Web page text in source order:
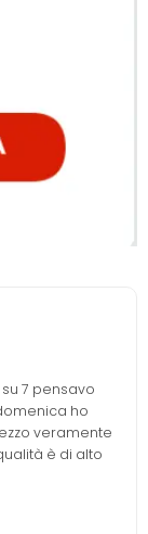
7 pensavo
ho
veramente
è di alto